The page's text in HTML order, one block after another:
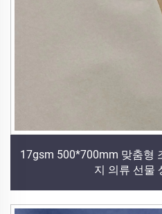
17gsm 500*700mm 맞춤형
지 의류 선물